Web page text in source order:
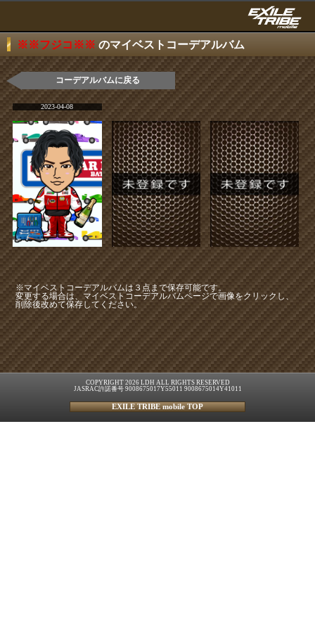
※※フジコ※※ のマイベストコーデアルバム
コーデアルバムに戻る
2023-04-08
※マイベストコーデアルバムは３点まで保存可能です。
変更する場合は、マイベストコーデアルバムページで画像をクリックし、
削除後改めて保存してください。
COPYRIGHT 2026 LDH ALL RIGHTS RESERVED
JASRAC許諾番号 9008675017Y55011 9008675014Y41011
EXILE TRIBE mobile TOP